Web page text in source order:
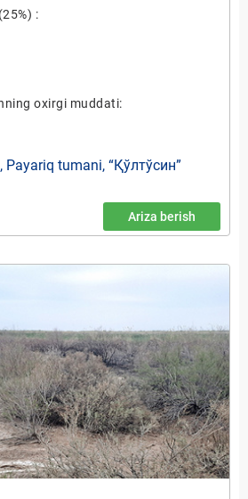
(25%) :
oxirgi muddati:
tumani, “Қўлтўсин”
Ariza berish